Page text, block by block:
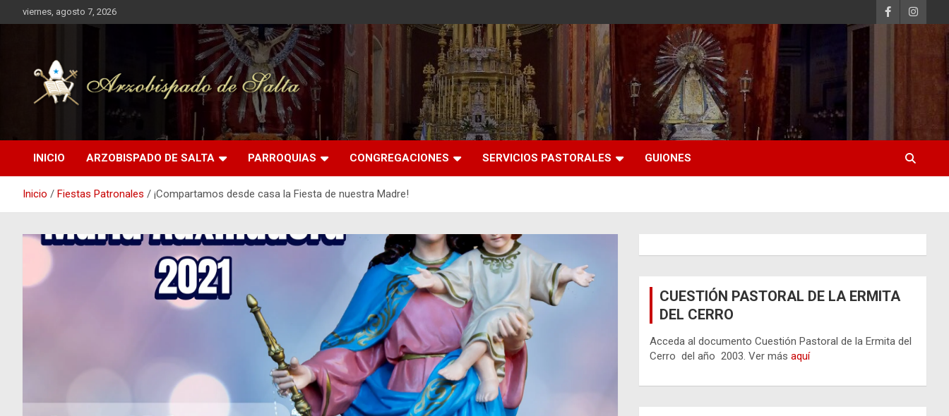
al
viernes, agosto 7, 2026
Arzobispado de Salta
INICIO ARZOBISPADO DE SALTA PARROQUIAS CONGREGACIONES SERVICIOS PASTORALES GUIONES
Inicio Fiestas Patronales ¡Compartamos desde casa la Fiesta de nuestra Madre!
CUESTIÓN PASTORAL DE LA ERMITA
DEL CERRO
Acceda al documento Cuestión Pastoral de la Ermita del
Cerro del año 2003. Ver másaquí